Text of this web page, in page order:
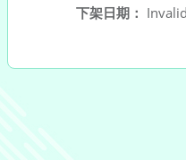
下架日期：